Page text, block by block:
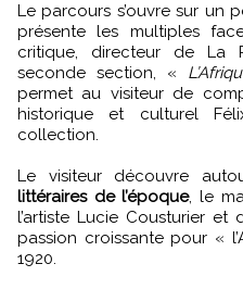
Le parcours s’ouvre sur un
présente les multiples
critique, directeur de La
seconde section, «
permet au visiteur de
historique et culturel
collection.
Le visiteur découvre
littéraires de l’époque, le
l’artiste Lucie Cousturier
passion croissante pour «
1920.